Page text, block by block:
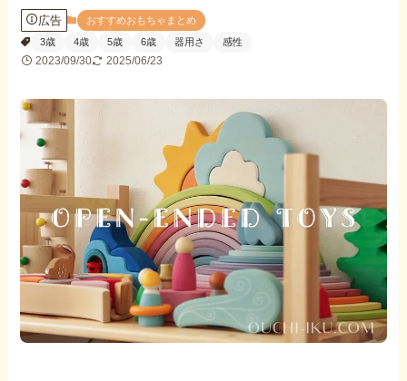
広告
おすすめおもちゃまとめ
3歳
4歳 5歳 6歳 器用さ 感性
2023/09/30 2025/06/23